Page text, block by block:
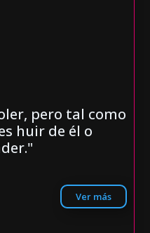
pero tal como
huir de él o
Ver más